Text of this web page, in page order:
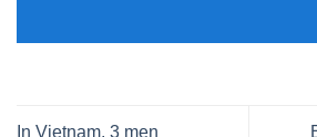
In Vietnam, 3 men